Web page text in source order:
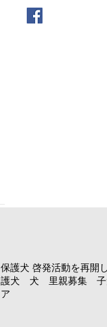
保護犬 啓発活動を再開
護犬 犬 里親募集 子
ア